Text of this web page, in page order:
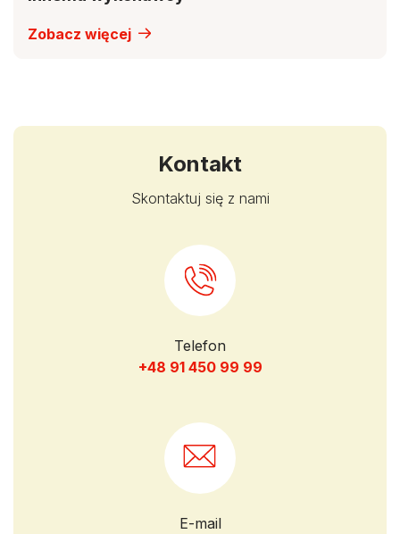
Zobacz więcej
Kontakt
Skontaktuj się z nami
Telefon
+48 91 450 99 99
E-mail